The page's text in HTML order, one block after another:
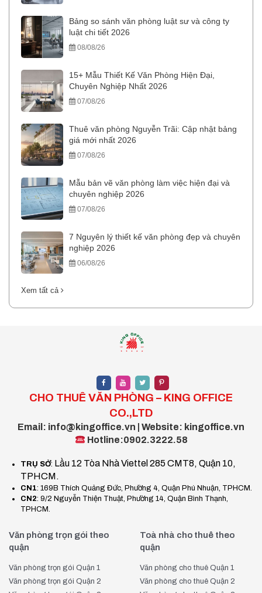
Bảng so sánh văn phòng luật sư và công ty
luật chi tiết 2026
08/08/26
15+ Mẫu Thiết Kế Văn Phòng Hiện Đại,
Chuyên Nghiệp Nhất 2026
07/08/26
Thuê văn phòng Nguyễn Trãi: Cập nhật bảng
giá mới nhất 2026
07/08/26
Mẫu bản vẽ văn phòng làm việc hiện đại và
chuyên nghiệp 2026
07/08/26
7 Nguyên lý thiết kế văn phòng đẹp và chuyên
nghiệp 2026
06/08/26
Xem tất cả
CHO THUÊ VĂN PHÒNG – KING OFFICE
CO.,LTD
Email: info@kingoffice.vn | Website: kingoffice.vn
Hotline:0902.3222.58
TRỤ SỞ: Lầu 12 Tòa Nhà Viettel 285 CMT8, Quận 10,
TPHCM.
CN1: 169B Thích Quảng Đức, Phường 4, Quận Phú Nhuận, TPHCM.
CN2: 9/2 Nguyễn Thiện Thuật, Phường 14, Quận Bình Thạnh,
TPHCM.
Văn phòng trọn gói theo
quận
Văn phòng trọn gói Quận 1
Văn phòng trọn gói Quận 2
Toà nhà cho thuê theo
quận
Văn phòng cho thuê Quận 1
Văn phòng cho thuê Quận 2